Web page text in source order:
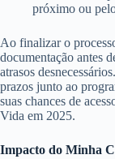
próximo ou
Ao finalizar o
documentação antes
atrasos
prazos junto ao
suas chances de
Vida em 2025.
Impacto do Minha